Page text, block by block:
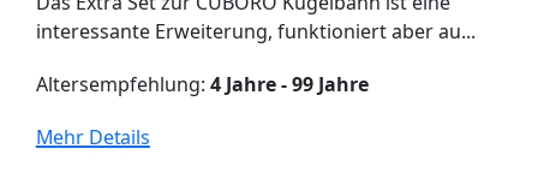
interessante Erweiterung, funktioniert aber au...
Altersempfehlung: 4 Jahre - 99 Jahre
Mehr Details